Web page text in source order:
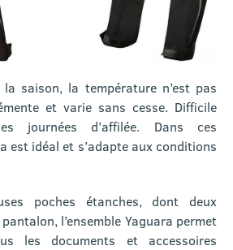
saison, la température n’est pas
et varie sans cesse. Difficile
journées d’affilée. Dans ces
est idéal et s’adapte aux conditions
poches étanches, dont deux
l’ensemble Yaguara permet
les documents et accessoires